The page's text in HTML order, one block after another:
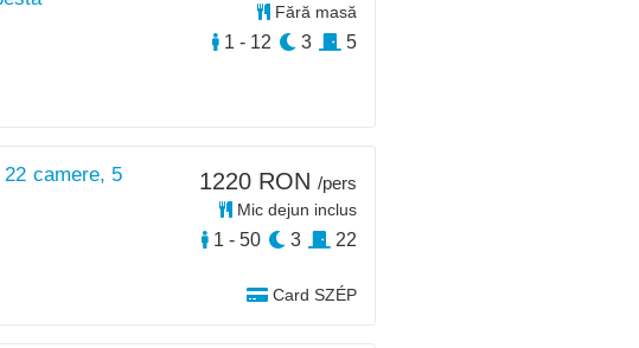
Fără masă
1 - 12 3 5
camere, 5
Card SZÉP
1220 RON /pers
Mic dejun inclus
1 - 50 3 22